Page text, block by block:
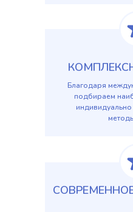
Благодаря
подбираем